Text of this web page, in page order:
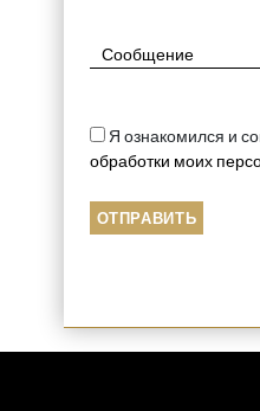
Я ознакомился и
обработки моих